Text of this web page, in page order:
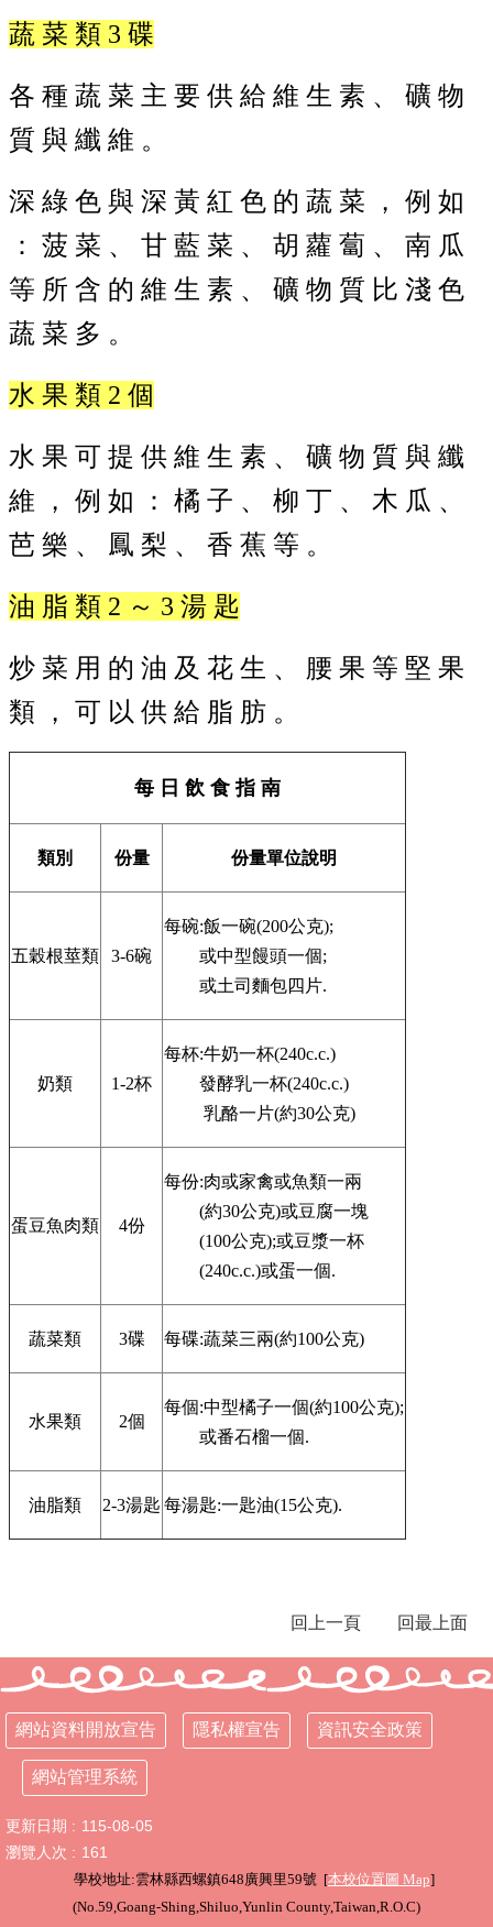
相
辦
法
規
定
縣
府
訪
區
English
Version
課
程
體
畫
廣
國
小
活
點
滴
(臉
書)
兒
書
覽
教
114
全
國
運
動
網
資
料
開
放
宣
告
蔬 菜 類 3 碟
各 種 蔬 菜 主 要 供 給 維 生 素 、 礦 物
質 與 纖 維 。
深 綠 色 與 深 黃 紅 色 的 蔬 菜 ， 例 如
： 菠 菜 、 甘 藍 菜 、 胡 蘿 蔔 、 南 瓜
等 所 含 的 維 生 素 、 礦 物 質 比 淺 色
蔬 菜 多 。
水 果 類 2 個
水 果 可 提 供 維 生 素 、 礦 物 質 與 纖
維 ， 例 如 ： 橘 子 、 柳 丁 、 木 瓜 、
芭 樂 、 鳳 梨 、 香 蕉 等 。
油 脂 類 2 ～ 3 湯 匙
炒 菜 用 的 油 及 花 生 、 腰 果 等 堅 果
類 ， 可 以 供 給 脂 肪 。
每 日 飲 食 指 南
類別 份量 份量單位說明
五穀根莖類 3-6碗
每碗:飯一碗(200公克);
或中型饅頭一個;
或土司麵包四片.
奶類 1-2杯
每杯:牛奶一杯(240c.c.)
發酵乳一杯(240c.c.)
乳酪一片(約30公克)
蛋豆魚肉類 4份
每份:肉或家禽或魚類一兩
(約30公克)或豆腐一塊
(100公克);或豆漿一杯
(240c.c.)或蛋一個.
蔬菜類 3碟 每碟:蔬菜三兩(約100公克)
水果類 2個
每個:中型橘子一個(約100公克);
或番石榴一個.
油脂類 2-3湯匙 每湯匙:一匙油(15公克).
回上一頁 回最上面
網站資料開放宣告 隱私權宣告 資訊安全政策
網站管理系統
更新日期
115-08-05
瀏覽人次
161
學校地址:雲林縣西螺鎮648廣興里59號 [本校位置圖 Map]
(No.59,Goang-Shing,Shiluo,Yunlin County,Taiwan,R.O.C)